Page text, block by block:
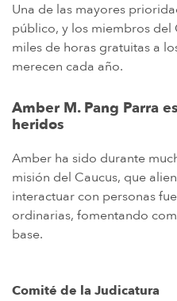
Una de las mayores
público, y los miembros del
miles de horas gratuitas a
merecen cada año.
Amber M. Pang Parra
heridos
Amber ha sido durante
misión del Caucus, que
interactuar con personas
ordinarias, fomentando
base.
Comité de la Judicatura